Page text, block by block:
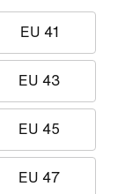
EU 41
EU 43
EU 45
EU 47